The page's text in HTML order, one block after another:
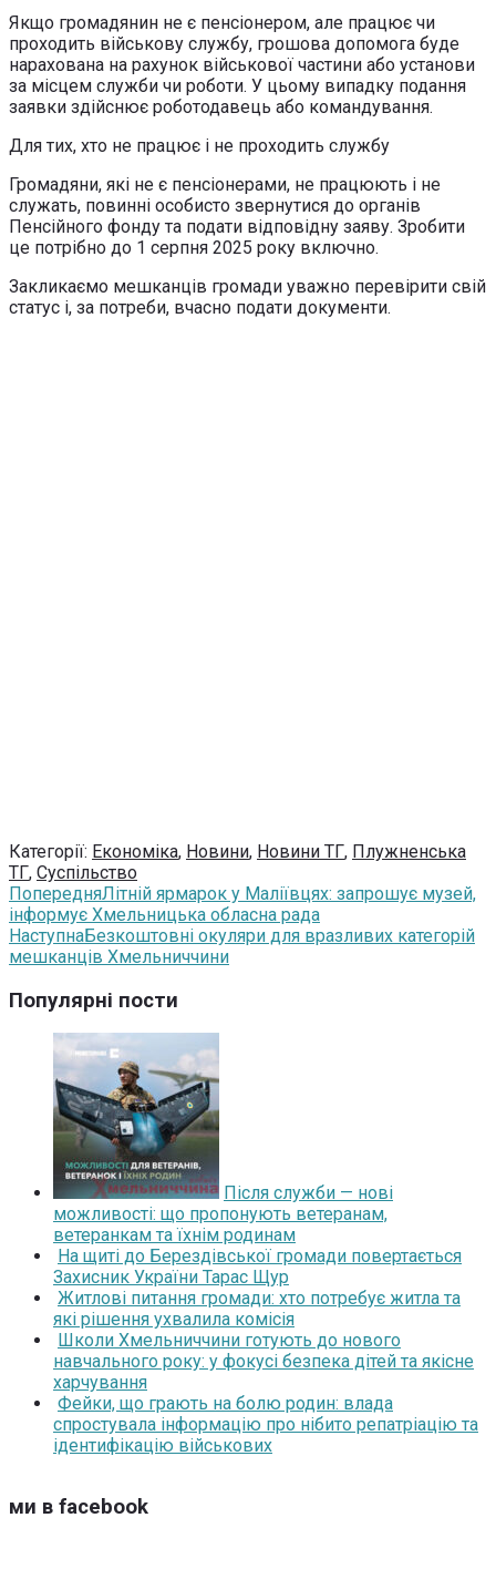
Якщо громадянин не є пенсіонером, але працює чи
проходить військову службу, грошова допомога буде
нарахована на рахунок військової частини або установи
за місцем служби чи роботи. У цьому випадку подання
заявки здійснює роботодавець або командування.
Для тих, хто не працює і не проходить службу
Громадяни, які не є пенсіонерами, не працюють і не
служать, повинні особисто звернутися до органів
Пенсійного фонду та подати відповідну заяву. Зробити
це потрібно до 1 серпня 2025 року включно.
Закликаємо мешканців громади уважно перевірити свій
статус і, за потреби, вчасно подати документи.
Категорії: Економіка, Новини, Новини ТГ, Плужненська
ТГ, Суспільство
ПопередняЛітній ярмарок у Маліївцях: запрошує музей,
інформує Хмельницька обласна рада
НаступнаБезкоштовні окуляри для вразливих категорій
мешканців Хмельниччини
Популярні пости
Після служби — нові
можливості: що пропонують ветеранам,
ветеранкам та їхнім родинам
На щиті до Берездівської громади повертається
Захисник України Тарас Щур
Житлові питання громади: хто потребує житла та
які рішення ухвалила комісія
Школи Хмельниччини готують до нового
навчального року: у фокусі безпека дітей та якісне
харчування
Фейки, що грають на болю родин: влада
спростувала інформацію про нібито репатріацію та
ідентифікацію військових
ми в facebook